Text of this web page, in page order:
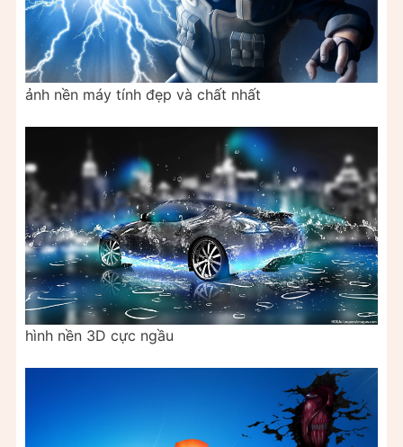
ảnh nền máy tính đẹp và chất nhất
hình nền 3D cực ngầu